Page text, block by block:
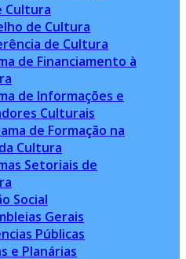
Cultura
de Cultura
de Cultura
de Financiamento à
de Informações e
Culturais
de Formação na
Cultura
Setoriais de
Social
Gerais
Públicas
e Planárias